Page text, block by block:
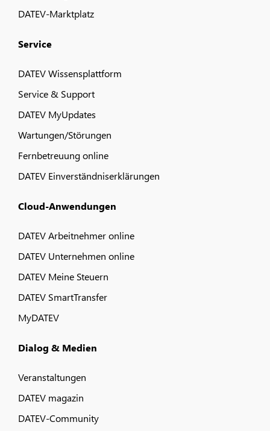
DATEV-Marktplatz
Service
DATEV Wissensplattform
Service & Support
DATEV MyUpdates
Wartungen/Störungen
Fernbetreuung online
DATEV Einverständniserklärungen
Cloud-Anwendungen
DATEV Arbeitnehmer online
DATEV Unternehmen online
DATEV Meine Steuern
DATEV SmartTransfer
MyDATEV
Dialog & Medien
Veranstaltungen
DATEV magazin
DATEV-Community